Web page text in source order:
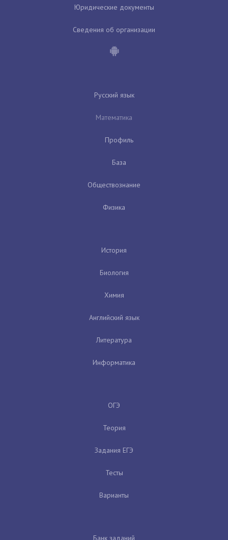
Юридические документы
Сведения об организации
Русский язык
Математика
Профиль
База
Обществознание
Физика
История
Биология
Химия
Английский язык
Литература
Информатика
ОГЭ
Теория
Задания ЕГЭ
Тесты
Варианты
Банк заданий